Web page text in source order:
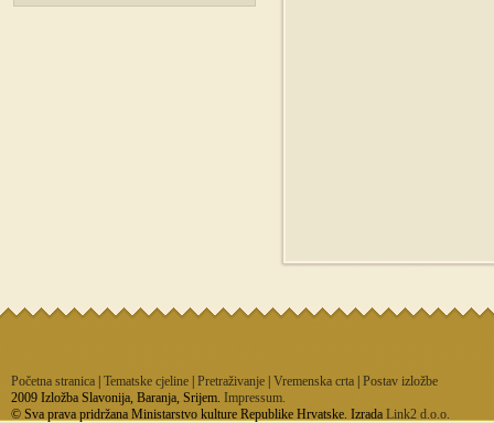
Početna stranica Tematske cjeline Pretraživanje Vremenska crta Postav izložbe
2009 Izložba Slavonija, Baranja, Srijem. Impressum.
© Sva prava pridržana Ministarstvo kulture Republike Hrvatske. Izrada Link2 d.o.o.